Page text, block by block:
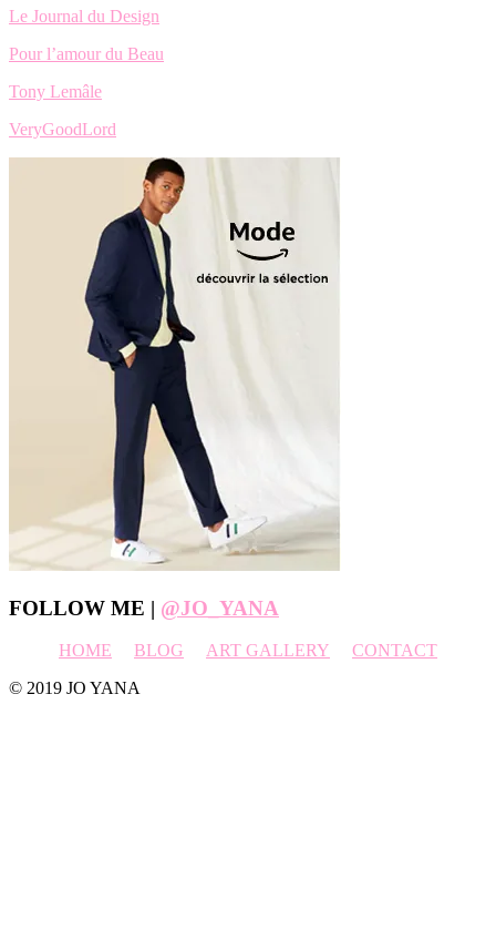
Le Journal du Design
Pour l’amour du Beau
Tony Lemâle
VeryGoodLord
Footer
FOLLOW ME | @JO_YANA
HOME BLOG ART GALLERY
CONTACT
© 2019 JO YANA